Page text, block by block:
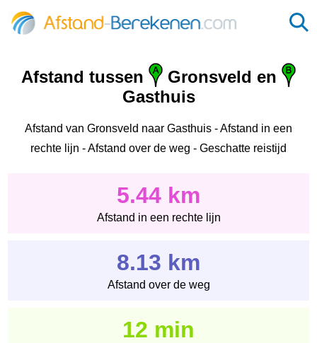
Afstand tussen
Gronsveld en
Gasthuis
Afstand van Gronsveld naar Gasthuis - Afstand in een
rechte lijn - Afstand over de weg - Geschatte reistijd
5.44 km
Afstand in een rechte lijn
8.13 km
Afstand over de weg
12 min